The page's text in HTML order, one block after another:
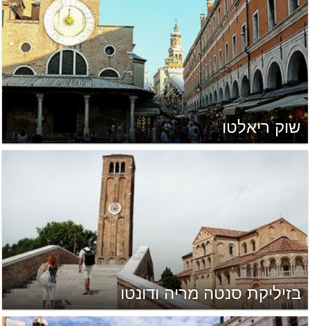
שוק ריאלטו
בזיליקת סנטה מריה ודונטו